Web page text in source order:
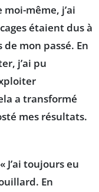
même, j’ai
étaient dus à
mon passé. En
j’ai pu
a transformé
mes résultats.
« J’ai toujours eu
En